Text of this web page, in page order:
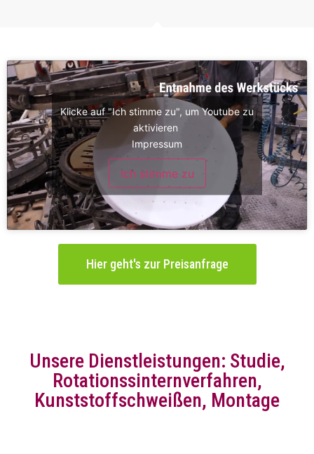
Klicke auf "Ich stimme zu", um Youtube zu
aktivieren
Impressum
Ich stimme zu
Hier geht's zur Preisanfrage
Unsere Dienstleistungen: Studie,
Rotationssinternverfahren,
Kunststoffschweißen, Montage